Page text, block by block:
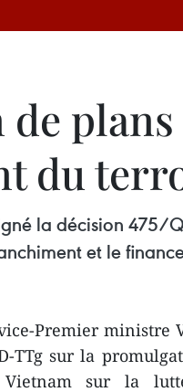
du
la décision
et le
Premier ministre
TTg sur la
Vietnam sur la